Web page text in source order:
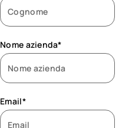
Nome azienda*
Email*